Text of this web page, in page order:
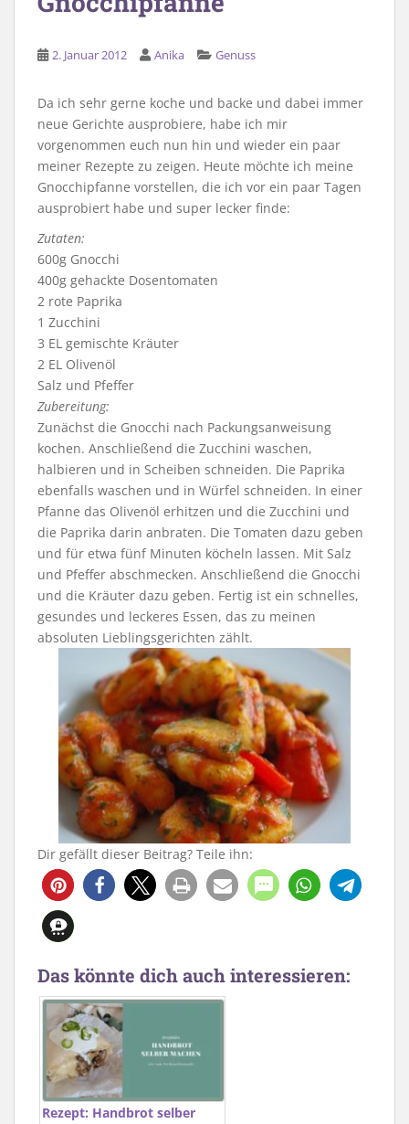
2. Januar 2012 Anika Genuss
Da ich sehr gerne koche und backe und dabei immer
neue Gerichte ausprobiere, habe ich mir
vorgenommen euch nun hin und wieder ein paar
meiner Rezepte zu zeigen. Heute möchte ich meine
Gnocchipfanne vorstellen, die ich vor ein paar Tagen
ausprobiert habe und super lecker finde:
Zutaten:
600g Gnocchi
400g gehackte Dosentomaten
2 rote Paprika
1 Zucchini
3 EL gemischte Kräuter
2 EL Olivenöl
Salz und Pfeffer
Zubereitung:
Zunächst die Gnocchi nach Packungsanweisung
kochen. Anschließend die Zucchini waschen,
halbieren und in Scheiben schneiden. Die Paprika
ebenfalls waschen und in Würfel schneiden. In einer
Pfanne das Olivenöl erhitzen und die Zucchini und
die Paprika darin anbraten. Die Tomaten dazu geben
und für etwa fünf Minuten köcheln lassen. Mit Salz
und Pfeffer abschmecken. Anschließend die Gnocchi
und die Kräuter dazu geben. Fertig ist ein schnelles,
gesundes und leckeres Essen, das zu meinen
absoluten Lieblingsgerichten zählt.
Dir gefällt dieser Beitrag? Teile ihn:
Das könnte dich auch interessieren:
Rezept: Handbrot selber